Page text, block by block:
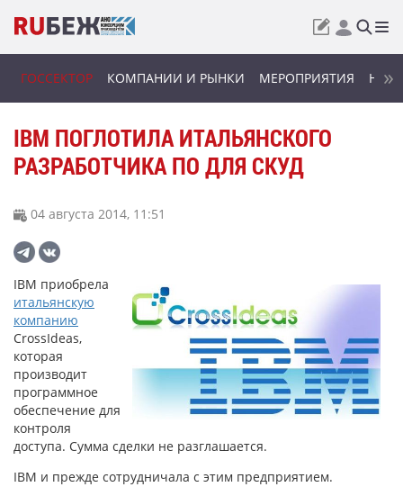
ГОССЕКТОР КОМПАНИИ И РЫНКИ МЕРОПРИЯТИЯ
IBM ПОГЛОТИЛА ИТАЛЬЯНСКОГО
РАЗРАБОТЧИКА ПО ДЛЯ СКУД
04 августа 2014, 11:51
IBM приобрела
итальянскую
компанию
CrossIdeas,
которая
производит
программное
обеспечение для
контроля
доступа. Сумма сделки не разглашается.
IBM и прежде сотрудничала с этим предприятием.